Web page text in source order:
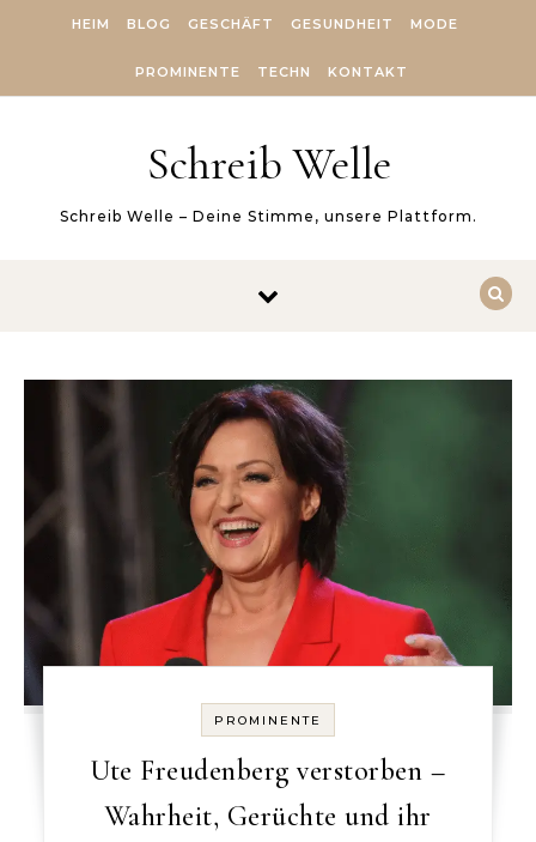
HEIM BLOG GESCHÄFT GESUNDHEIT MODE
PROMINENTE TECHN KONTAKT
Schreib Welle
Schreib Welle – Deine Stimme, unsere Plattform.
PROMINENTE
Ute Freudenberg verstorben –
Wahrheit, Gerüchte und ihr